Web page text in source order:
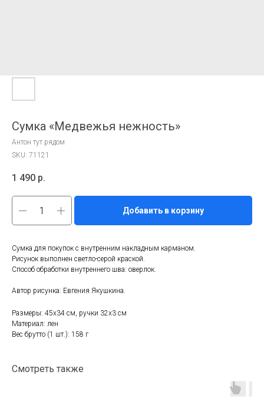
Сумка «Медвежья нежность»
Антон тут рядом
SKU: 71121
1 490 р.
Добавить в корзину
Сумка для покупок с внутренним накладным карманом.
Рисунок выполнен светло-серой краской.
Способ обработки внутреннего шва: оверлок.
Автор рисунка: Евгения Якушкина.
Размеры: 45х34 см, ручки 32х3 см
Материал: лен
Вес брутто (1 шт.): 158 г
Смотреть также